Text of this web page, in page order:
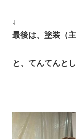
↓
最後は、塗装（
と、てんてんと